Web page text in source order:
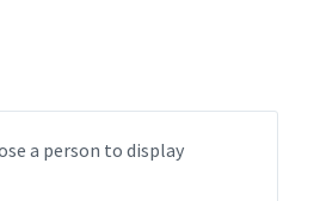
a person to display